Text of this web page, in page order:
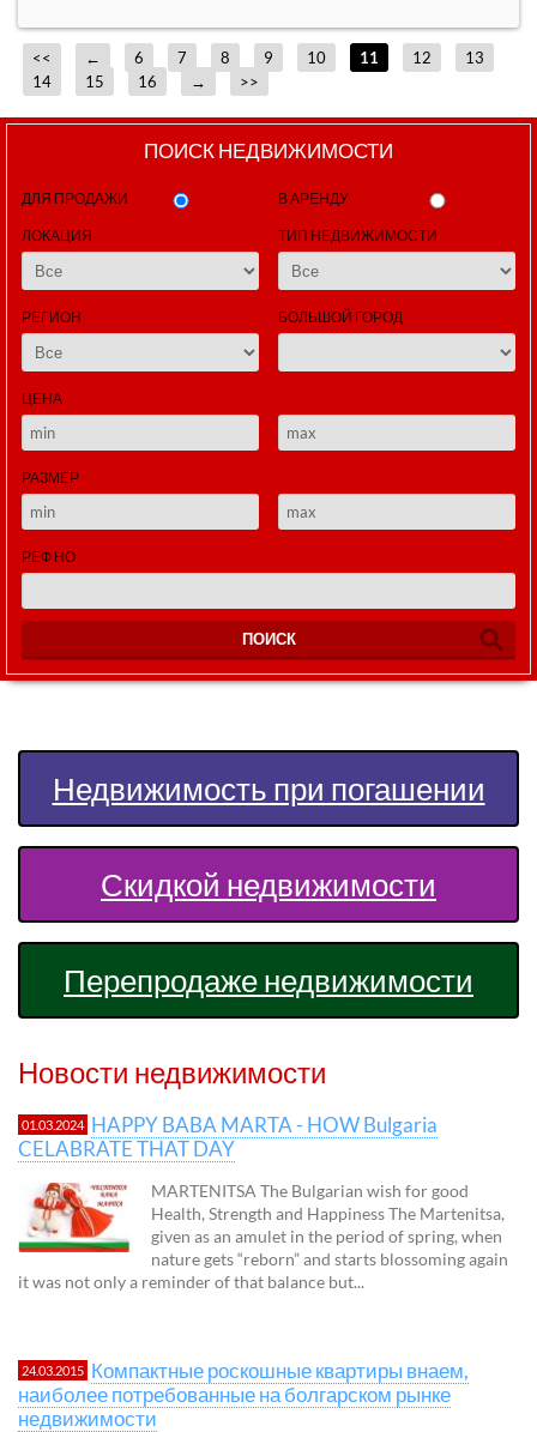
<< ← 6 7 8 9 10 11 12
13
14
15 16 → >>
ПОИСК НЕДВИЖИМОСТИ
ДЛЯ ПРОДАЖИ В АРЕНДУ
ЛОКАЦИЯ ТИП НЕДВИЖИМОСТИ
РЕГИОН БОЛЬШОЙ ГОРОД
ЦЕНА
РАЗМЕР
РЕФ НО
ПОИСК
Недвижимость при погашении
Скидкой недвижимости
Перепродаже недвижимости
Новости недвижимости
01.03.2024 HAPPY BABA MARTA - HOW Bulgaria
CELABRATE THAT DAY
MARTENITSA The Bulgarian wish for good
Health, Strength and Happiness The Martenitsa,
given as an amulet in the period of spring, when
nature gets “reborn” and starts blossoming again
it was not only a reminder of that balance but...
24.03.2015 Компактные роскошные квартиры внаем,
наиболее потребованные на болгарском рынке
недвижимости